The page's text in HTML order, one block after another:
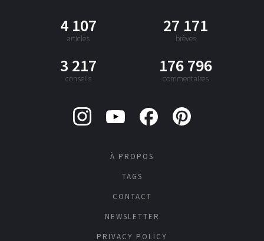
4 107
articles
27 171
brèves
3 217
conseils
176 796
commentaires
À PROPOS
TAGS
CONTACT
NEWSLETTER
PRIVACY POLICY